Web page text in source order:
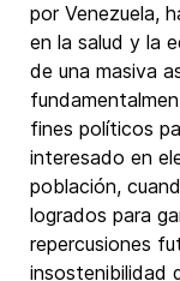
por Venezuela,
en la salud y la
de una masiva
fines políticos
interesado en
población,
logrados para
repercusiones
insostenibilidad